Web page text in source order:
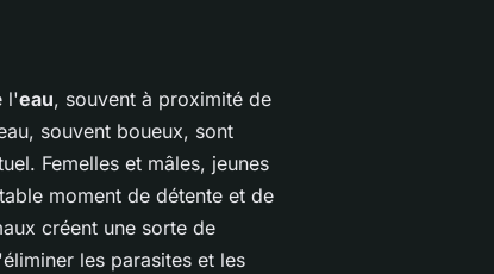
l'eau, souvent à proximité de
souvent boueux, sont
Femelles et mâles, jeunes
moment de détente et de
créent une sorte de
les parasites et les